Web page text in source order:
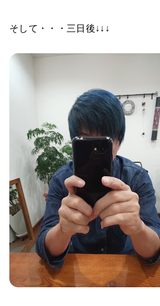
そして・・・三日後↓↓↓